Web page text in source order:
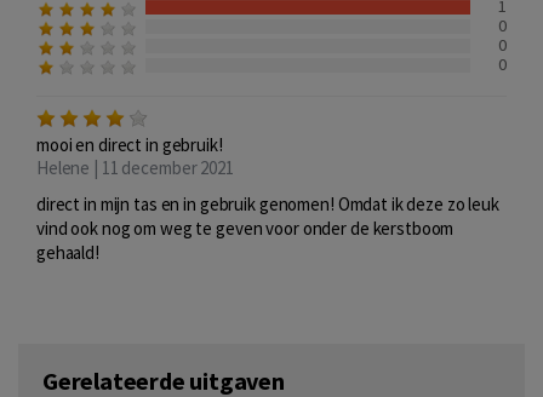
1
0
0
0
mooi en direct in gebruik!
Helene | 11 december 2021
direct in mijn tas en in gebruik genomen! Omdat ik deze zo leuk
vind ook nog om weg te geven voor onder de kerstboom
gehaald!
Gerelateerde uitgaven